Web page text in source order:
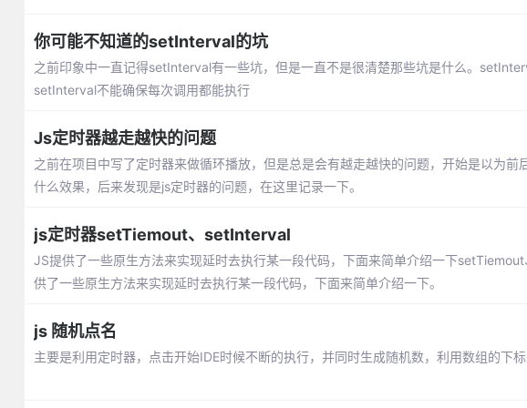
你可能不知道的setInterval的坑
之前印象中一直记得setInterval有一些坑，但是一直不是很清楚那些坑是什么。
setInterval不能确保每次调用都能执行
Js定时器越走越快的问题
之前在项目中写了定时器来做循环播放，但是总是会有越走越快的问题，开始是以为
什么效果，后来发现是js定时器的问题，在这里记录一下。
js定时器setTiemout、setInterval
JS提供了一些原生方法来实现延时去执行某一段代码，下面来简单介绍一下
供了一些原生方法来实现延时去执行某一段代码，下面来简单介绍一下。
js 随机点名
主要是利用定时器，点击开始IDE时候不断的执行，并同时生成随机数，利用数组的